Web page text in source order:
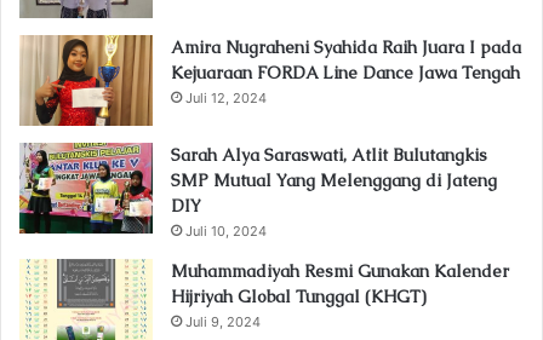
Amira Nugraheni Syahida Raih Juara I pada
Kejuaraan FORDA Line Dance Jawa Tengah
Juli 12, 2024
Sarah Alya Saraswati, Atlit Bulutangkis
SMP Mutual Yang Melenggang di Jateng
DIY
Juli 10, 2024
Muhammadiyah Resmi Gunakan Kalender
Hijriyah Global Tunggal (KHGT)
Juli 9, 2024